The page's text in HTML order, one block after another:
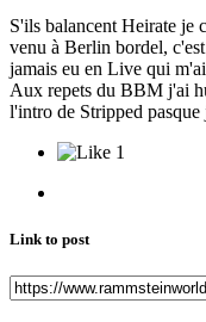
S'ils balancent Heirate je
venu à Berlin bordel,
jamais eu en Live qui
Aux repets du BBM j'ai
l'intro de Stripped
1
Link to post